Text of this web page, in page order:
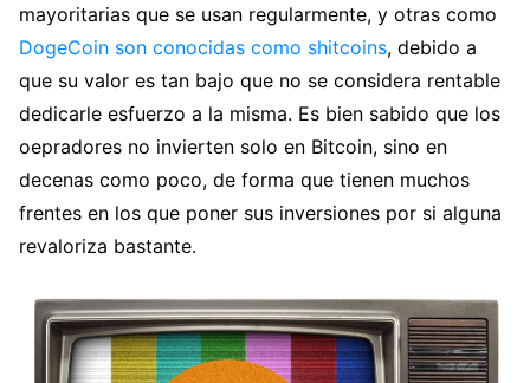
mayoritarias que se usan regularmente, y otras como
DogeCoin son conocidas como shitcoins, debido a
que su valor es tan bajo que no se considera rentable
dedicarle esfuerzo a la misma. Es bien sabido que los
oepradores no invierten solo en Bitcoin, sino en
decenas como poco, de forma que tienen muchos
frentes en los que poner sus inversiones por si alguna
revaloriza bastante.